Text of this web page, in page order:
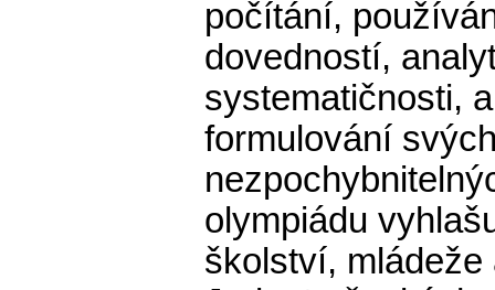
počítání,
dovedností,
systematičnosti,
formulování
olympiádu
školství,